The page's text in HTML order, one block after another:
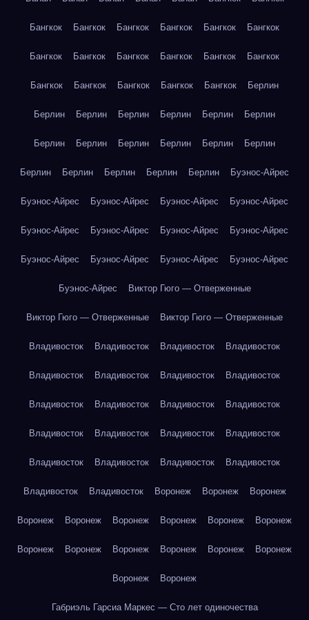
Бангкок Бангкок Бангкок Бангкок Бангкок Бангкок
Бангкок Бангкок Бангкок Бангкок Бангкок Бангкок
Бангкок Бангкок Бангкок Бангкок Бангкок Берлин
Берлин Берлин Берлин Берлин Берлин Берлин
Берлин Берлин Берлин Берлин Берлин Берлин
Берлин Берлин Берлин Берлин Берлин Буэнос-Айрес
Буэнос-Айрес Буэнос-Айрес Буэнос-Айрес Буэнос-Айрес
Буэнос-Айрес Буэнос-Айрес Буэнос-Айрес Буэнос-Айрес
Буэнос-Айрес Буэнос-Айрес Буэнос-Айрес Буэнос-Айрес
Буэнос-Айрес Виктор Гюго — Отверженные
Виктор Гюго — Отверженные Виктор Гюго — Отверженные
Владивосток Владивосток Владивосток Владивосток
Владивосток Владивосток Владивосток Владивосток
Владивосток Владивосток Владивосток Владивосток
Владивосток Владивосток Владивосток Владивосток
Владивосток Владивосток Владивосток Владивосток
Владивосток Владивосток Воронеж Воронеж Воронеж
Воронеж Воронеж Воронеж Воронеж Воронеж Воронеж
Воронеж Воронеж Воронеж Воронеж Воронеж Воронеж
Воронеж Воронеж
Габриэль Гарсиа Маркес — Сто лет одиночества